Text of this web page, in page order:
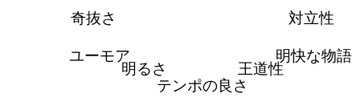
対立性
明快な物語
王道性
テンポの良さ
明るさ
ユーモア
奇抜さ